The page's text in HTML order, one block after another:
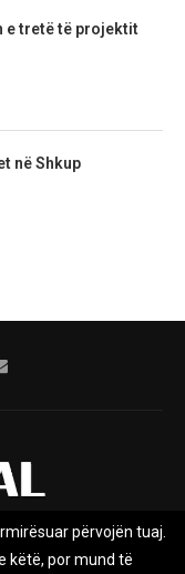
e tretë të projektit
në Shkup
përvojën tuaj.
këtë, por mund të